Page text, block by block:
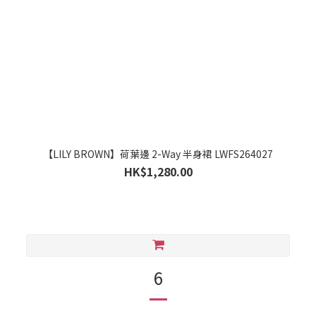
【LILY BROWN】荷葉邊 2-Way 半身裙 LWFS264027
HK$1,280.00
6